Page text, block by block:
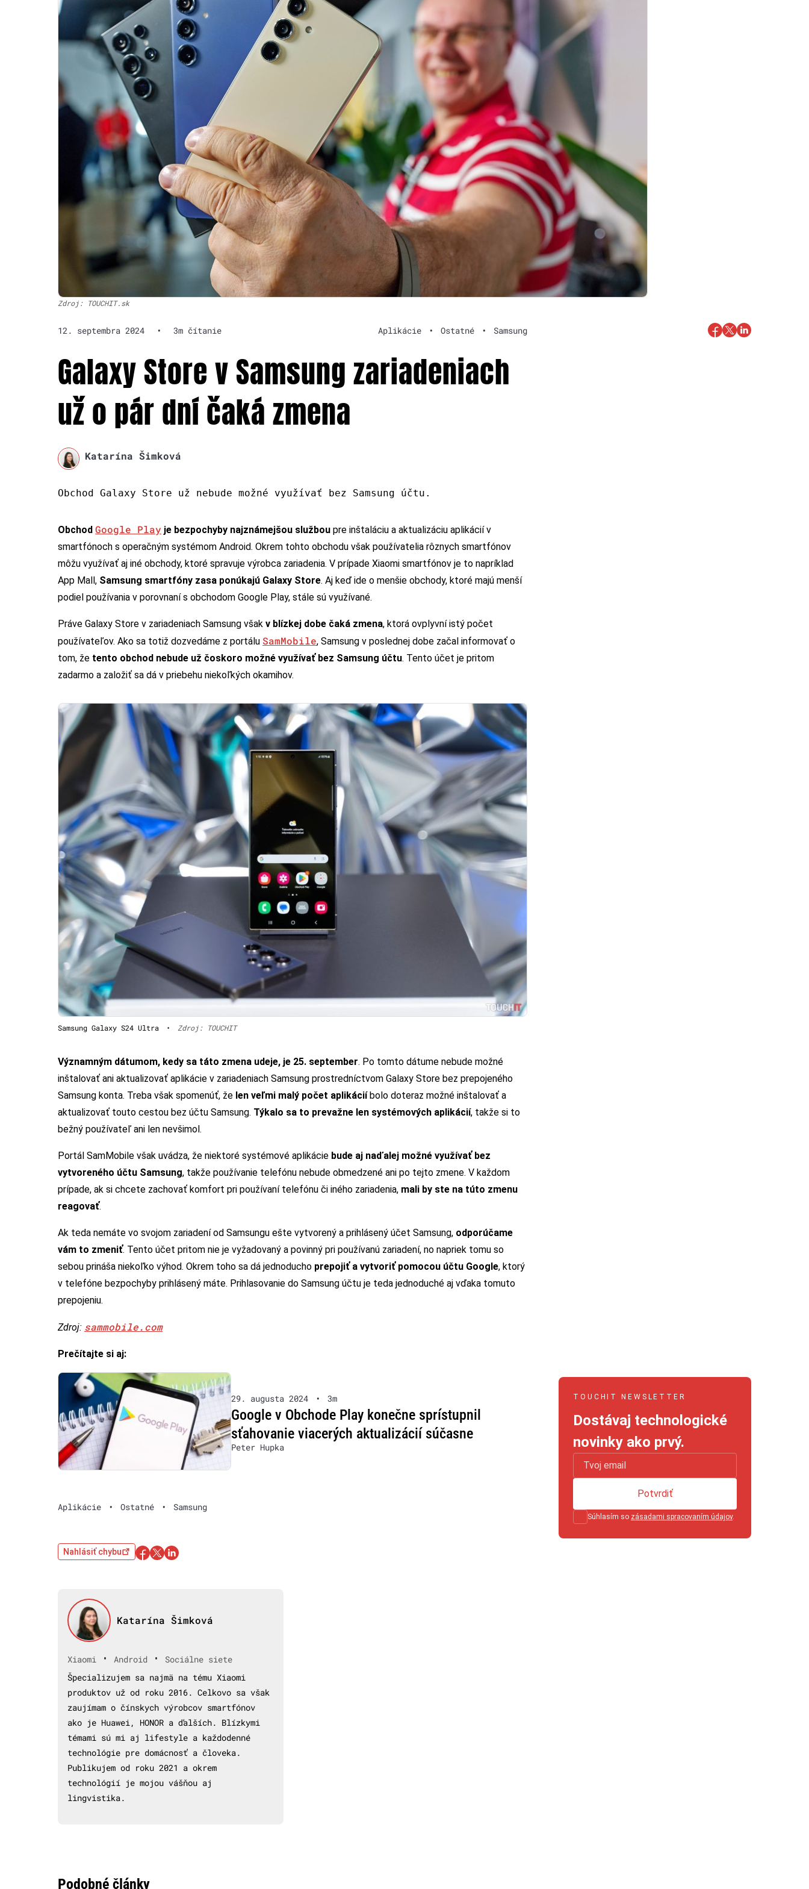
Zdroj: TOUCHIT.sk
12. septembra 2024 • 3m čítanie Aplikácie • Ostatné • Samsung
Galaxy Store v Samsung zariadeniach
už o pár dní čaká zmena
Katarína Šimková
Obchod Galaxy Store už nebude možné využívať bez Samsung účtu.
Obchod Google Play je bezpochyby najznámejšou službou pre inštaláciu a aktualizáciu aplikácií v
smartfónoch s operačným systémom Android. Okrem tohto obchodu však používatelia rôznych smartfónov
môžu využívať aj iné obchody, ktoré spravuje výrobca zariadenia. V prípade Xiaomi smartfónov je to napríklad
App Mall, Samsung smartfóny zasa ponúkajú Galaxy Store. Aj keď ide o menšie obchody, ktoré majú menší
podiel používania v porovnaní s obchodom Google Play, stále sú využívané.
Práve Galaxy Store v zariadeniach Samsung však v blízkej dobe čaká zmena, ktorá ovplyvní istý počet
používateľov. Ako sa totiž dozvedáme z portálu SamMobile, Samsung v poslednej dobe začal informovať o
tom, že tento obchod nebude už čoskoro možné využívať bez Samsung účtu. Tento účet je pritom
zadarmo a založiť sa dá v priebehu niekoľkých okamihov.
Samsung Galaxy S24 Ultra • Zdroj: TOUCHIT
Významným dátumom, kedy sa táto zmena udeje, je 25. september. Po tomto dátume nebude možné
inštalovať ani aktualizovať aplikácie v zariadeniach Samsung prostredníctvom Galaxy Store bez prepojeného
Samsung konta. Treba však spomenúť, že len veľmi malý počet aplikáciíbolo doteraz možné inštalovať a
aktualizovať touto cestou bez účtu Samsung. Týkalo sa to prevažne len systémových aplikácií, takže si to
bežný používateľ ani len nevšimol.
Portál SamMobile však uvádza, že niektoré systémové aplikácie bude aj naďalej možné využívať bez
vytvoreného účtu Samsung, takže používanie telefónu nebude obmedzené ani po tejto zmene. V každom
prípade, ak si chcete zachovať komfort pri používaní telefónu či iného zariadenia, mali by ste na túto zmenu
reagovať.
Ak teda nemáte vo svojom zariadení od Samsungu ešte vytvorený a prihlásený účet Samsung, odporúčame
vám to zmeniť. Tento účet pritom nie je vyžadovaný a povinný pri používanú zariadení, no napriek tomu so
sebou prináša niekoľko výhod. Okrem toho sa dá jednoducho prepojiť a vytvoriť pomocou účtu Google, ktorý
v telefóne bezpochyby prihlásený máte. Prihlasovanie do Samsung účtu je teda jednoduché aj vďaka tomuto
prepojeniu.
Zdroj: sammobile.com
Prečítajte si aj:
29. augusta 2024 • 3m
Google v Obchode Play konečne sprístupnil
sťahovanie viacerých aktualizácií súčasne
Peter Hupka
Aplikácie • Ostatné • Samsung
Nahlásiť chybu
Katarína Šimková
Xiaomi • Android •
Sociálne siete
Špecializujem sa najmä na tému Xiaomi
produktov už od roku 2016. Celkovo sa však
zaujímam o čínskych výrobcov smartfónov
ako je Huawei, HONOR a ďalších. Blízkymi
témami sú mi aj lifestyle a každodenné
technológie pre domácnosť a človeka.
Publikujem od roku 2021 a okrem
technológií je mojou vášňou aj
lingvistika.
Podobné články
TOUCHIT NEWSLETTER
Dostávaj technologické
novinky ako prvý.
Súhlasím so zásadami spracovaním údajov.
Potvrdiť